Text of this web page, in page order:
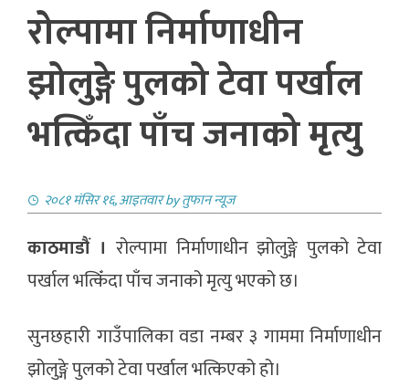
रोल्पामा निर्माणाधीन
झोलुङ्गे पुलको टेवा पर्खाल
भत्किँदा पाँच जनाको मृत्यु
२०८१ मंसिर १६, आइतवारbyतुफान न्यूज
काठमाडौं । रोल्पामा निर्माणाधीन झोलुङ्गे पुलको टेवा
पर्खाल भत्किँदा पाँच जनाको मृत्यु भएको छ।
सुनछहारी गाउँपालिका वडा नम्बर ३ गाममा निर्माणाधीन
झोलुङ्गे पुलको टेवा पर्खाल भत्किएको हो।